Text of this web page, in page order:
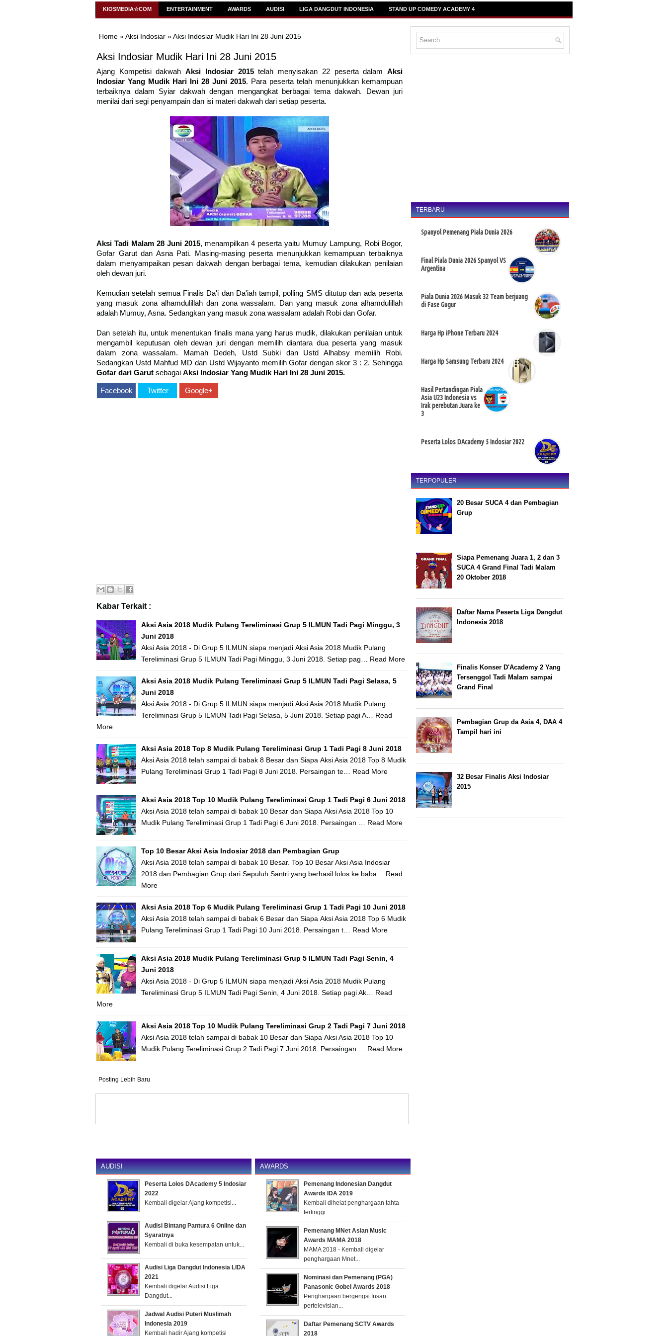
KIOSMEDIA☆COM ENTERTAINMENT AWARDS AUDISI LIGA DANGDUT INDONESIA STAND UP COMEDY ACADEMY 4
Home »Aksi Indosiar » Aksi Indosiar Mudik Hari Ini 28 Juni 2015
Aksi Indosiar Mudik Hari Ini 28 Juni 2015
Ajang Kompetisi dakwahAksi Indosiar 2015telah menyisakan 22 peserta dalamAksi
Indosiar Yang Mudik Hari Ini 28 Juni 2015. Para peserta telah menunjukkan kemampuan
terbaiknya dalam Syiar dakwah dengan mengangkat berbagai tema dakwah. Dewan juri
menilai dari segi penyampain dan isi materi dakwah dari setiap peserta.
Aksi Tadi Malam 28 Juni 2015, menampilkan 4 peserta yaitu Mumuy Lampung, Robi Bogor,
Gofar Garut dan Asna Pati. Masing-masing peserta menunjukkan kemampuan terbaiknya
dalam menyampaikan pesan dakwah dengan berbagai tema, kemudian dilakukan penilaian
oleh dewan juri.
Kemudian setelah semua Finalis Da'i dan Da'iah tampil, polling SMS ditutup dan ada peserta
yang masuk zona alhamdulillah dan zona wassalam. Dan yang masuk zona alhamdulillah
adalah Mumuy, Asna. Sedangkan yang masuk zona wassalam adalah Robi dan Gofar.
Dan setelah itu, untuk menentukan finalis mana yang harus mudik, dilakukan penilaian untuk
mengambil keputusan oleh dewan juri dengan memilih diantara dua peserta yang masuk
dalam zona wassalam. Mamah Dedeh, Ustd Subki dan Ustd Alhabsy memilih Robi.
Sedangkan Ustd Mahfud MD dan Ustd Wijayanto memilih Gofar dengan skor 3 : 2. Sehingga
Gofar dari Garut sebagai Aksi Indosiar Yang Mudik Hari Ini 28 Juni 2015.
Facebook Twitter Google+
Kabar Terkait :
Aksi Asia 2018 Mudik Pulang Tereliminasi Grup 5 ILMUN Tadi Pagi Minggu, 3
Juni 2018
Aksi Asia 2018 - Di Grup 5 ILMUN siapa menjadi Aksi Asia 2018 Mudik Pulang
Tereliminasi Grup 5 ILMUN Tadi Pagi Minggu, 3 Juni 2018. Setiap pag… Read More
Aksi Asia 2018 Mudik Pulang Tereliminasi Grup 5 ILMUN Tadi Pagi Selasa, 5
Juni 2018
Aksi Asia 2018 - Di Grup 5 ILMUN siapa menjadi Aksi Asia 2018 Mudik Pulang
Tereliminasi Grup 5 ILMUN Tadi Pagi Selasa, 5 Juni 2018. Setiap pagi A… Read
More
Aksi Asia 2018 Top 8 Mudik Pulang Tereliminasi Grup 1 Tadi Pagi 8 Juni 2018
Aksi Asia 2018 telah sampai di babak 8 Besar dan Siapa Aksi Asia 2018 Top 8 Mudik
Pulang Tereliminasi Grup 1 Tadi Pagi 8 Juni 2018. Persaingan te… Read More
Aksi Asia 2018 Top 10 Mudik Pulang Tereliminasi Grup 1 Tadi Pagi 6 Juni 2018
Aksi Asia 2018 telah sampai di babak 10 Besar dan Siapa Aksi Asia 2018 Top 10
Mudik Pulang Tereliminasi Grup 1 Tadi Pagi 6 Juni 2018. Persaingan … Read More
Top 10 Besar Aksi Asia Indosiar 2018 dan Pembagian Grup
Aksi Asia 2018 telah sampai di babak 10 Besar. Top 10 Besar Aksi Asia Indosiar
2018 dan Pembagian Grup dari Sepuluh Santri yang berhasil lolos ke baba… Read
More
Aksi Asia 2018 Top 6 Mudik Pulang Tereliminasi Grup 1 Tadi Pagi 10 Juni 2018
Aksi Asia 2018 telah sampai di babak 6 Besar dan Siapa Aksi Asia 2018 Top 6 Mudik
Pulang Tereliminasi Grup 1 Tadi Pagi 10 Juni 2018. Persaingan t… Read More
Aksi Asia 2018 Mudik Pulang Tereliminasi Grup 5 ILMUN Tadi Pagi Senin, 4
Juni 2018
Aksi Asia 2018 - Di Grup 5 ILMUN siapa menjadi Aksi Asia 2018 Mudik Pulang
Tereliminasi Grup 5 ILMUN Tadi Pagi Senin, 4 Juni 2018. Setiap pagi Ak… Read
More
Aksi Asia 2018 Top 10 Mudik Pulang Tereliminasi Grup 2 Tadi Pagi 7 Juni 2018
Aksi Asia 2018 telah sampai di babak 10 Besar dan Siapa Aksi Asia 2018 Top 10
Mudik Pulang Tereliminasi Grup 2 Tadi Pagi 7 Juni 2018. Persaingan … Read More
Posting Lebih Baru
TERBARU
Spanyol Pemenang Piala Dunia 2026
Final Piala Dunia 2026 Spanyol VS
Argentina
Piala Dunia 2026 Masuk 32 Team berjuang
di Fase Gugur
Harga Hp iPhone Terbaru 2024
Harga Hp Samsung Terbaru 2024
Hasil Pertandingan Piala
Asia U23 Indonesia vs
Irak perebutan Juara ke
3
Peserta Lolos DAcademy 5 Indosiar 2022
TERPOPULER
20 Besar SUCA 4 dan Pembagian
Grup
Siapa Pemenang Juara 1, 2 dan 3
SUCA 4 Grand Final Tadi Malam
20 Oktober 2018
Daftar Nama Peserta Liga Dangdut
Indonesia 2018
Finalis Konser D'Academy 2 Yang
Tersenggol Tadi Malam sampai
Grand Final
Pembagian Grup da Asia 4, DAA 4
Tampil hari ini
32 Besar Finalis Aksi Indosiar
2015
AUDISI
Peserta Lolos DAcademy 5 Indosiar
2022
Kembali digelar Ajang kompetisi...
Audisi Bintang Pantura 6 Online dan
Syaratnya
Kembali di buka kesempatan untuk...
Audisi Liga Dangdut Indonesia LIDA
2021
Kembali digelar Audisi Liga
Dangdut...
Jadwal Audisi Puteri Muslimah
Indonesia 2019
Kembali hadir Ajang kompetisi
AWARDS
Pemenang Indonesian Dangdut
Awards IDA 2019
Kembali dihelat penghargaan tahta
tertinggi...
Pemenang MNet Asian Music
Awards MAMA 2018
MAMA 2018 - Kembali digelar
penghargaan Mnet...
Nominasi dan Pemenang (PGA)
Panasonic Gobel Awards 2018
Penghargaan bergengsi Insan
pertelevisian...
Daftar Pemenang SCTV Awards
2018